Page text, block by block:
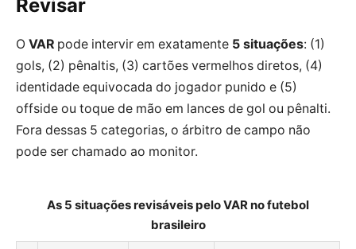
Revisar
O VAR pode intervir em exatamente 5 situações: (1)
gols, (2) pênaltis, (3) cartões vermelhos diretos, (4)
identidade equivocada do jogador punido e (5)
offside ou toque de mão em lances de gol ou pênalti.
Fora dessas 5 categorias, o árbitro de campo não
pode ser chamado ao monitor.
As 5 situações revisáveis pelo VAR no futebol
brasileiro